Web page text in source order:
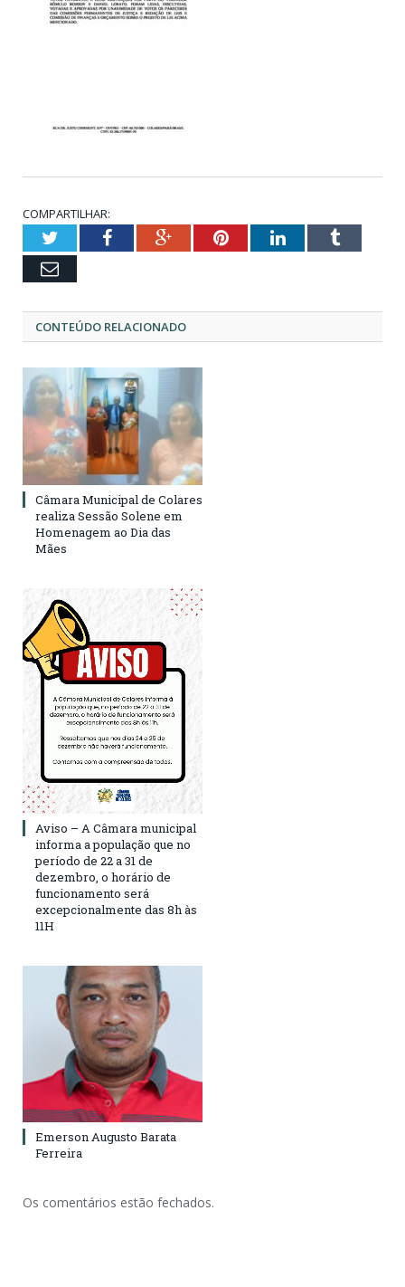
COMPARTILHAR:
TwitterFacebookGoogle+PinterestLinkedInTumblr
Email
CONTEÚDO RELACIONADO
Câmara Municipal de Colares
realiza Sessão Solene em
Homenagem ao Dia das
Mães
Aviso – A Câmara municipal
informa a população que no
período de 22 a 31 de
dezembro, o horário de
funcionamento será
excepcionalmente das 8h às
11H
Emerson Augusto Barata
Ferreira
Os comentários estão fechados.